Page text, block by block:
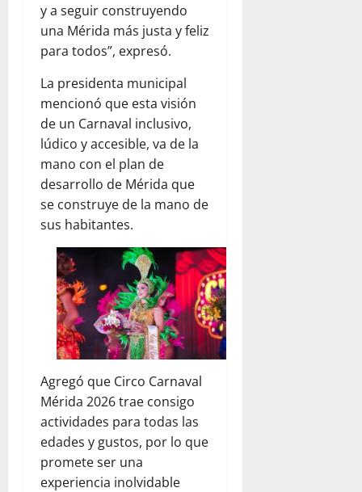
y a seguir construyendo
una Mérida más justa y feliz
para todos”, expresó.
La presidenta municipal
mencionó que esta visión
de un Carnaval inclusivo,
lúdico y accesible, va de la
mano con el plan de
desarrollo de Mérida que
se construye de la mano de
sus habitantes.
Agregó que Circo Carnaval
Mérida 2026 trae consigo
actividades para todas las
edades y gustos, por lo que
promete ser una
experiencia inolvidable